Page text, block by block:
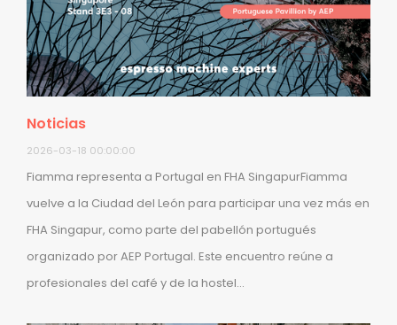
Noticias
2026-03-18 00:00:00
Fiamma representa a Portugal en FHA SingapurFiamma
vuelve a la Ciudad del León para participar una vez más en
FHA Singapur, como parte del pabellón portugués
organizado por AEP Portugal. Este encuentro reúne a
profesionales del café y de la hostel...